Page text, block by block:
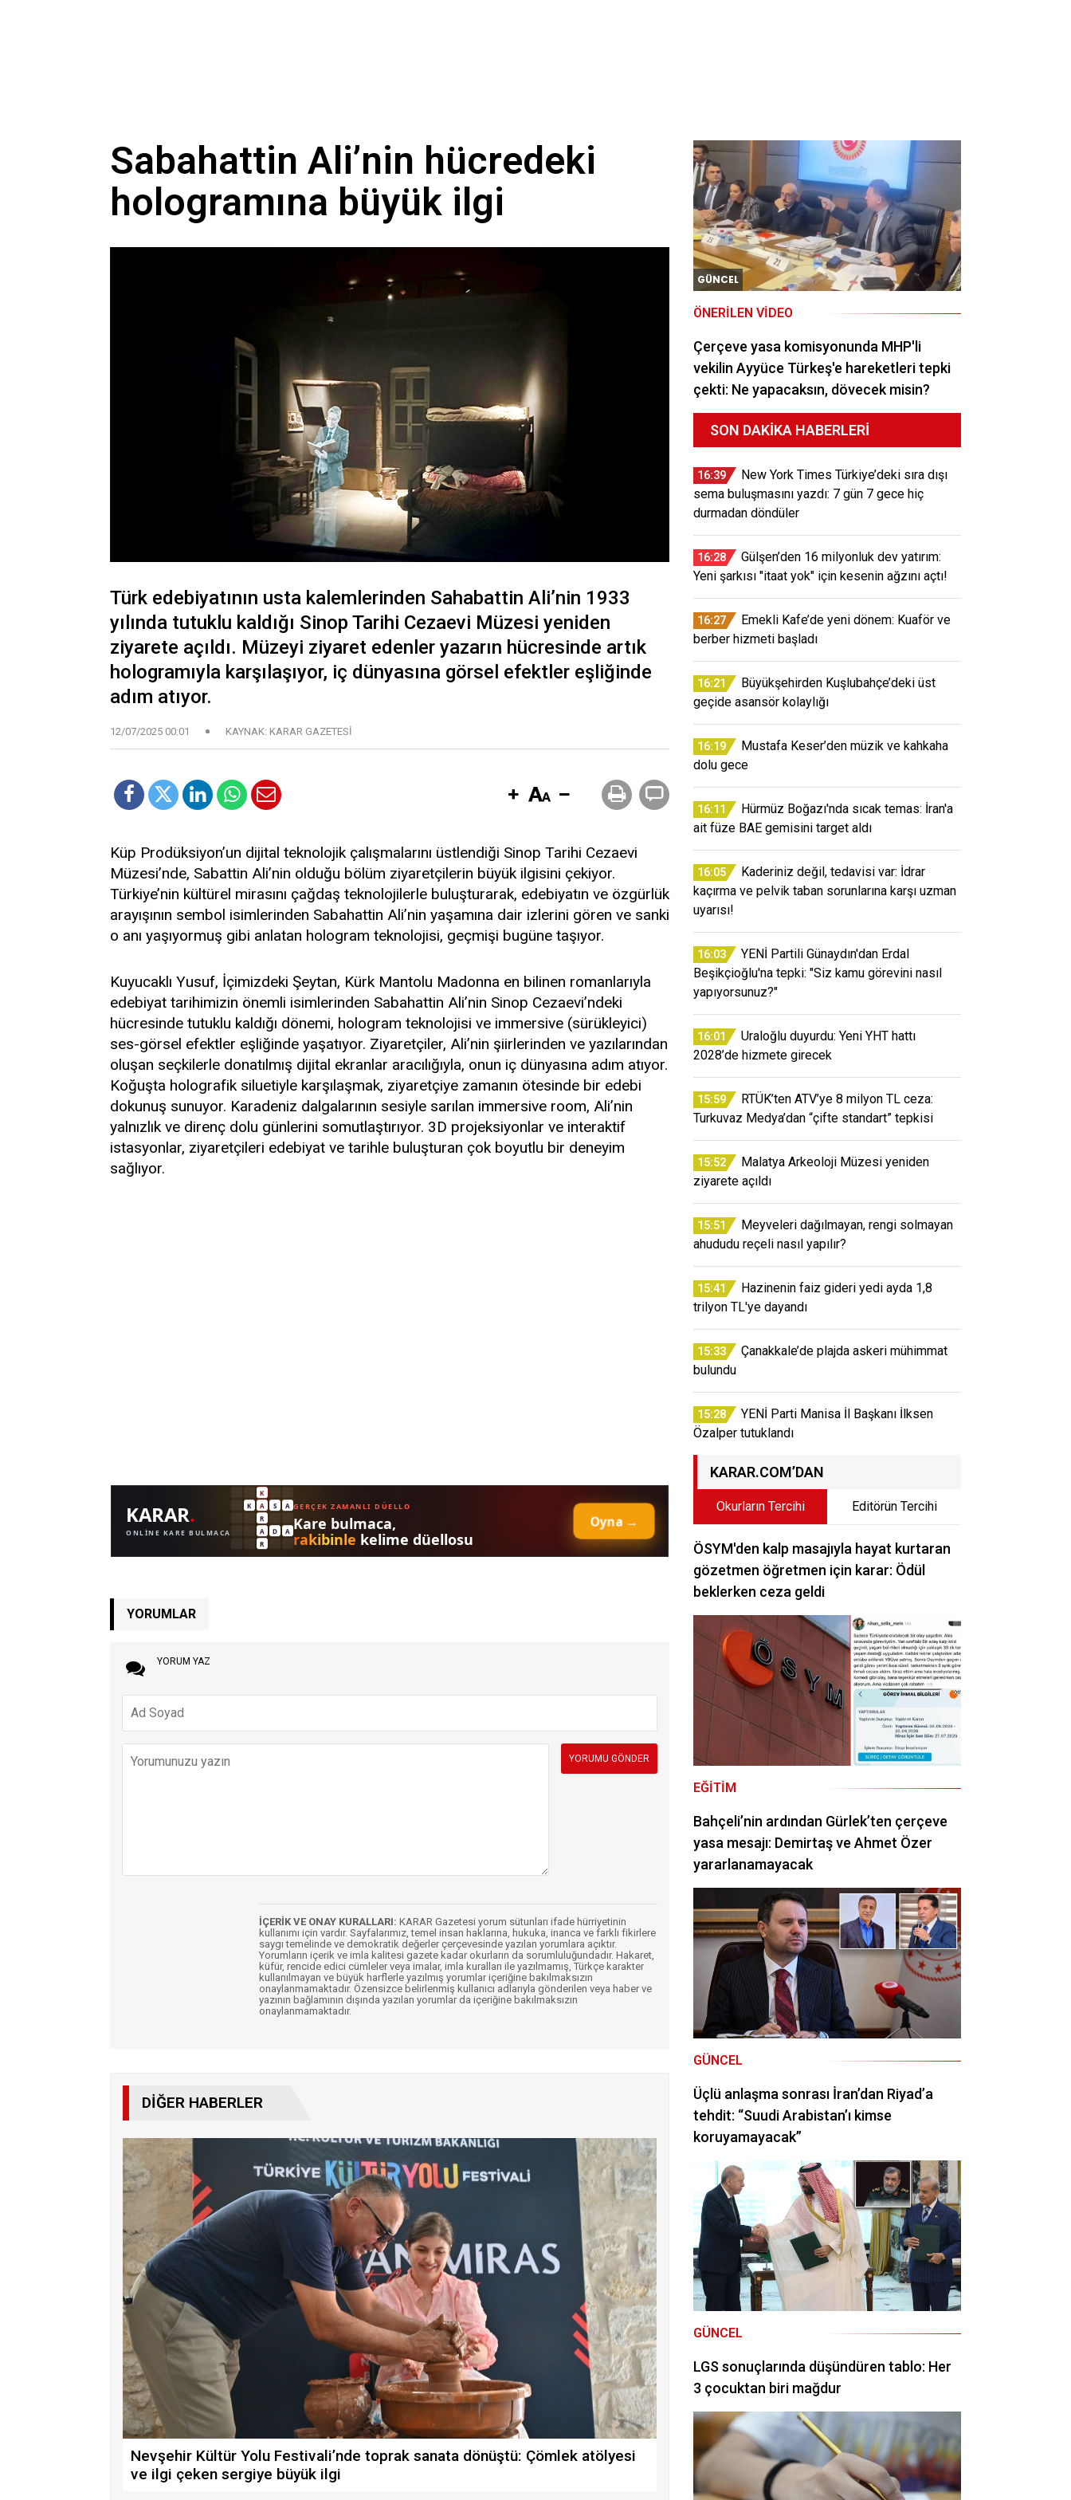
Sabahattin Ali’nin hücredeki
hologramına büyük ilgi
Türk edebiyatının usta kalemlerinden Sahabattin Ali’nin 1933
yılında tutuklu kaldığı Sinop Tarihi Cezaevi Müzesi yeniden
ziyarete açıldı. Müzeyi ziyaret edenler yazarın hücresinde artık
hologramıyla karşılaşıyor, iç dünyasına görsel efektler eşliğinde
adım atıyor.
12/07/2025 00:01 KAYNAK: KARAR GAZETESİ
Küp Prodüksiyon’un dijital teknolojik çalışmalarını üstlendiği Sinop Tarihi Cezaevi
Müzesi’nde, Sabattin Ali’nin olduğu bölüm ziyaretçilerin büyük ilgisini çekiyor.
Türkiye’nin kültürel mirasını çağdaş teknolojilerle buluşturarak, edebiyatın ve özgürlük
arayışının sembol isimlerinden Sabahattin Ali’nin yaşamına dair izlerini gören ve sanki
o anı yaşıyormuş gibi anlatan hologram teknolojisi, geçmişi bugüne taşıyor.
Kuyucaklı Yusuf, İçimizdeki Şeytan, Kürk Mantolu Madonna en bilinen romanlarıyla
edebiyat tarihimizin önemli isimlerinden Sabahattin Ali’nin Sinop Cezaevi’ndeki
hücresinde tutuklu kaldığı dönemi, hologram teknolojisi ve immersive (sürükleyici)
ses-görsel efektler eşliğinde yaşatıyor. Ziyaretçiler, Ali’nin şiirlerinden ve yazılarından
oluşan seçkilerle donatılmış dijital ekranlar aracılığıyla, onun iç dünyasına adım atıyor.
Koğuşta holografik siluetiyle karşılaşmak, ziyaretçiye zamanın ötesinde bir edebi
dokunuş sunuyor. Karadeniz dalgalarının sesiyle sarılan immersive room, Ali’nin
yalnızlık ve direnç dolu günlerini somutlaştırıyor. 3D projeksiyonlar ve interaktif
istasyonlar, ziyaretçileri edebiyat ve tarihle buluşturan çok boyutlu bir deneyim
sağlıyor.
YORUMLAR
YORUM YAZ
İÇERİK VE ONAY KURALLARI: KARAR Gazetesi yorum sütunları ifade hürriyetinin
kullanımı için vardır. Sayfalarımız, temel insan haklarına, hukuka, inanca ve farklı fikirlere
saygı temelinde ve demokratik değerler çerçevesinde yazılan yorumlara açıktır.
Yorumların içerik ve imla kalitesi gazete kadar okurların da sorumluluğundadır. Hakaret,
küfür, rencide edici cümleler veya imalar, imla kuralları ile yazılmamış, Türkçe karakter
kullanılmayan ve büyük harflerle yazılmış yorumlar içeriğine bakılmaksızın
onaylanmamaktadır. Özensizce belirlenmiş kullanıcı adlarıyla gönderilen veya haber ve
yazının bağlamının dışında yazılan yorumlar da içeriğine bakılmaksızın
onaylanmamaktadır.
DIĞER HABERLER
Nevşehir Kültür Yolu Festivali’nde toprak sanata dönüştü: Çömlek atölyesi
ve ilgi çeken sergiye büyük ilgi
GÜNCEL
ÖNERILEN VIDEO
Çerçeve yasa komisyonunda MHP'li
vekilin Ayyüce Türkeş'e hareketleri tepki
çekti: Ne yapacaksın, dövecek misin?
SON DAKIKA HABERLERI
16:39
New York Times Türkiye’deki sıra dışı
sema buluşmasını yazdı: 7 gün 7 gece hiç
durmadan döndüler
16:28
Gülşen’den 16 milyonluk dev yatırım:
Yeni şarkısı "itaat yok" için kesenin ağzını açtı!
16:27
Emekli Kafe’de yeni dönem: Kuaför ve
berber hizmeti başladı
16:21
Büyükşehirden Kuşlubahçe’deki üst
geçide asansör kolaylığı
16:19
Mustafa Keser’den müzik ve kahkaha
dolu gece
16:11
Hürmüz Boğazı'nda sıcak temas: İran'a
ait füze BAE gemisini target aldı
16:05
Kaderiniz değil, tedavisi var: İdrar
kaçırma ve pelvik taban sorunlarına karşı uzman
uyarısı!
16:03
YENİ Partili Günaydın'dan Erdal
Beşikçioğlu'na tepki: "Siz kamu görevini nasıl
yapıyorsunuz?"
16:01
Uraloğlu duyurdu: Yeni YHT hattı
2028’de hizmete girecek
15:59
RTÜK’ten ATV’ye 8 milyon TL ceza:
Turkuvaz Medya’dan “çifte standart” tepkisi
15:52
Malatya Arkeoloji Müzesi yeniden
ziyarete açıldı
15:51
Meyveleri dağılmayan, rengi solmayan
ahududu reçeli nasıl yapılır?
15:41
Hazinenin faiz gideri yedi ayda 1,8
trilyon TL'ye dayandı
15:33
Çanakkale’de plajda askeri mühimmat
bulundu
15:28
YENİ Parti Manisa İl Başkanı İlksen
Özalper tutuklandı
KARAR.COM’DAN
Okurların Tercihi Editörün Tercihi
ÖSYM'den kalp masajıyla hayat kurtaran
gözetmen öğretmen için karar: Ödül
beklerken ceza geldi
EĞITIM
Bahçeli’nin ardından Gürlek’ten çerçeve
yasa mesajı: Demirtaş ve Ahmet Özer
yararlanamayacak
GÜNCEL
Üçlü anlaşma sonrası İran’dan Riyad’a
tehdit: “Suudi Arabistan’ı kimse
koruyamayacak”
GÜNCEL
LGS sonuçlarında düşündüren tablo: Her
3 çocuktan biri mağdur